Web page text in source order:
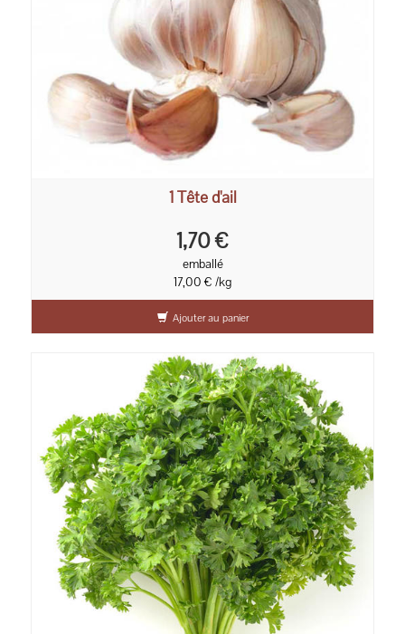
1 Tête d'ail
1,70 €
emballé
17,00 € /kg
Ajouter au panier